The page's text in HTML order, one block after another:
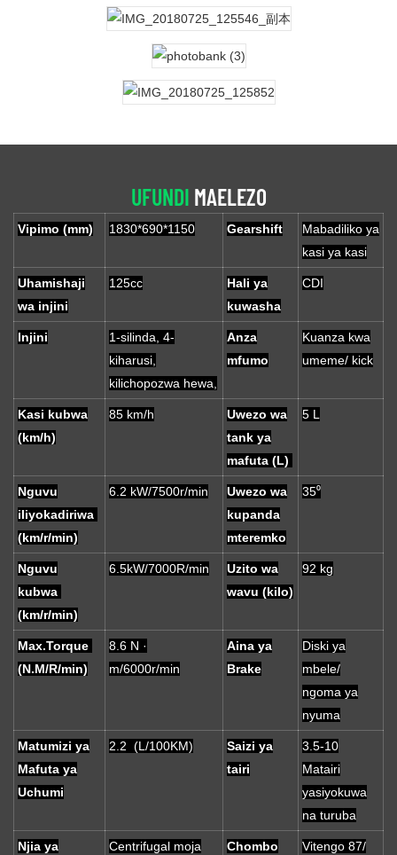
UFUNDI MAELEZO
Vipimo (mm) 1830*690*1150 Gearshift
Mabadiliko ya
kasi ya kasi
Uhamishaji
wa injini
125cc
Hali ya
kuwasha
CDI
Injini
1-silinda, 4-
kiharusi,
kilichopozwa hewa,
Anza
mfumo
Kuanza kwa
umeme/ kick
Kasi kubwa
(km/h)
85 km/h
Uwezo wa
tank ya
mafuta (L)
5 L
Nguvu
iliyokadiriwa
(km/r/min)
6.2 kW/7500r/min
Uwezo wa
kupanda
mteremko
35⁰
Nguvu
kubwa
(km/r/min)
6.5kW/7000R/min
Uzito wa
wavu (kilo)
92 kg
Max.Torque
(N.M/R/min)
8.6 N ·
m/6000r/min
Aina ya
Brake
Diski ya
mbele/
ngoma ya
nyuma
Matumizi ya
Mafuta ya
Uchumi
2.2 (L/100KM)
Saizi ya
tairi
3.5-10
Matairi
yasiyokuwa
na turuba
Njia ya
Centrifugal moja
Chombo
Vitengo 87/